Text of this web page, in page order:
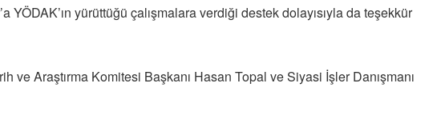
YÖDAK’ın yürüttüğü çalışmalara verdiği destek dolayısıyla da teşekkür
ve Araştırma Komitesi Başkanı Hasan Topal ve Siyasi İşler Danışmanı